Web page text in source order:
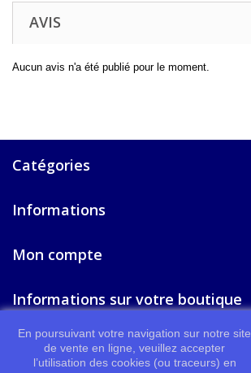
AVIS
Aucun avis n'a été publié pour le moment.
Catégories
Informations
Mon compte
Informations sur votre boutique
En poursuivant votre navigation sur notre site
de vente en ligne, veuillez accepter
l’utilisation des cookies (ou traceurs) en